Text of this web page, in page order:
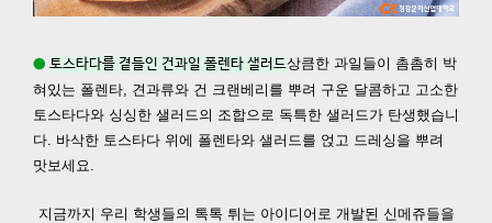
● 토스타다를 곁들인 건과일 폴렌타 샐러드상큼한 과일들이 촘촘히 박
혀있는 폴렌타, 견과류와 건 크랜베리를 뿌려 구운 달콤하고 고소한
토스타다와 싱싱한 샐러드의 조합으로 독특한 샐러드가 탄생했습니
다. 바삭한 토스타다 위에 폴렌타와 샐러드를 얹고 드레싱을 뿌려
맛보세요.
지금까지 우리 학생들의 톡톡 튀는 아이디어로 개발된 신메쥬들을